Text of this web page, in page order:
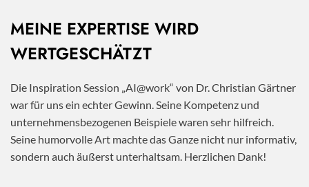
MEINE EXPERTISE WIRD
WERTGESCHÄTZT
Die Inspiration Session „AI@work“ von Dr. Christian Gärtner
war für uns ein echter Gewinn. Seine Kompetenz und
unternehmensbezogenen Beispiele waren sehr hilfreich.
Seine humorvolle Art machte das Ganze nicht nur informativ,
sondern auch äußerst unterhaltsam. Herzlichen Dank!